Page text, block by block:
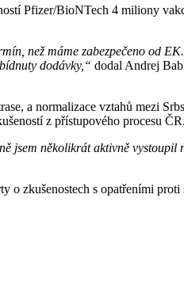
Pfizer/BioNTech 4 miliony
než máme zabezpečeno od
dodávky,“ dodal Andrej
a normalizace vztahů mezi
z přístupového procesu ČR.
jsem několikrát aktivně vystoupil
o zkušenostech s opatřeními